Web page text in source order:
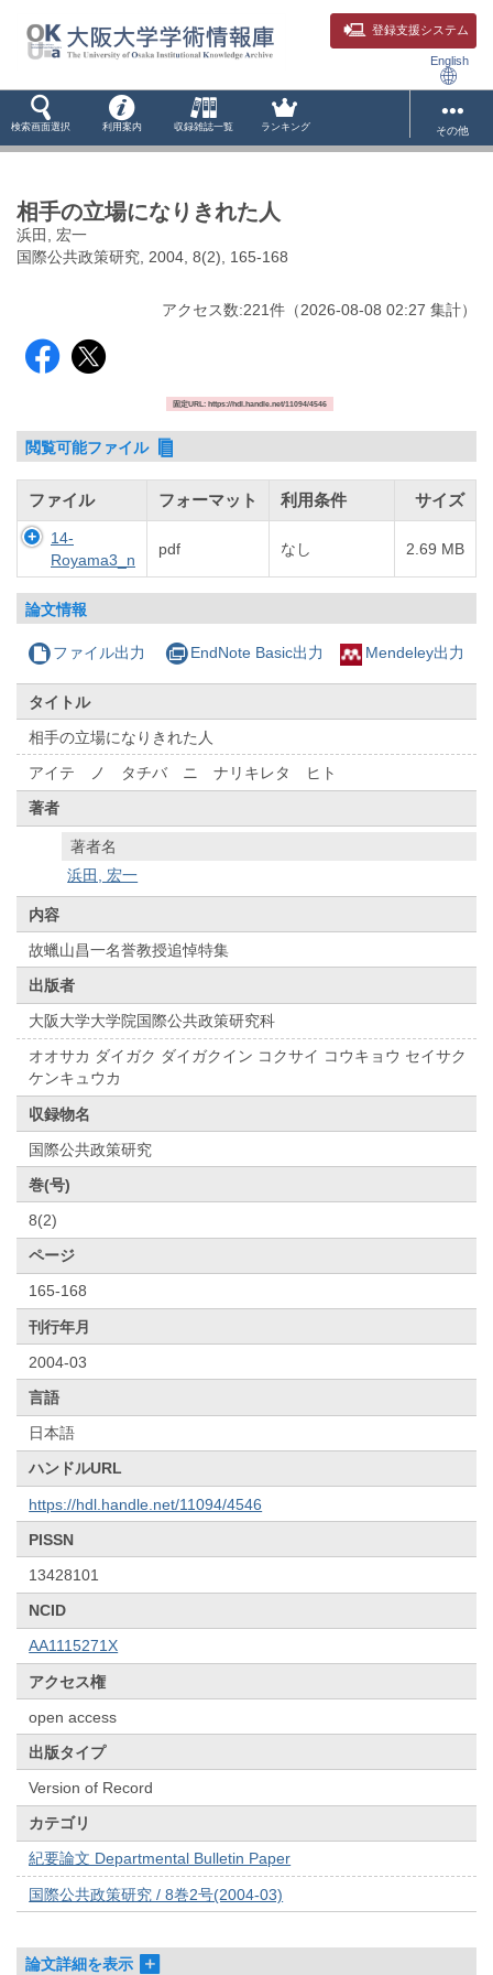
登録支援システム
English
検索画面選択 利用案内 収録雑誌一覧 ランキング その他
相手の立場になりきれた人
浜田, 宏一
国際公共政策研究, 2004, 8(2), 165-168
アクセス数:221件 （2026-08-08 02:27 集計）
固定URL: https://hdl.handle.net/11094/4546
閲覧可能ファイル
ファイル フォーマット 利用条件 サイズ
14-
Royama3_n
pdf なし 2.69 MB
論文情報
ファイル出力 EndNote Basic出力 Mendeley出力
タイトル
相手の立場になりきれた人
アイテ ノ タチバ ニ ナリキレタ ヒト
著者
著者名
浜田, 宏一
内容
故蠟山昌一名誉教授追悼特集
出版者
大阪大学大学院国際公共政策研究科
オオサカ ダイガク ダイガクイン コクサイ コウキョウ セイサク
ケンキュウカ
収録物名
国際公共政策研究
巻(号)
8(2)
ページ
165-168
刊行年月
2004-03
言語
日本語
ハンドルURL
https://hdl.handle.net/11094/4546
PISSN
13428101
NCID
AA1115271X
アクセス権
open access
出版タイプ
Version of Record
カテゴリ
紀要論文 Departmental Bulletin Paper
国際公共政策研究 / 8巻2号(2004-03)
論文詳細を表示